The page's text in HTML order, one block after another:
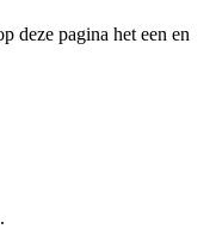
deze pagina het een en